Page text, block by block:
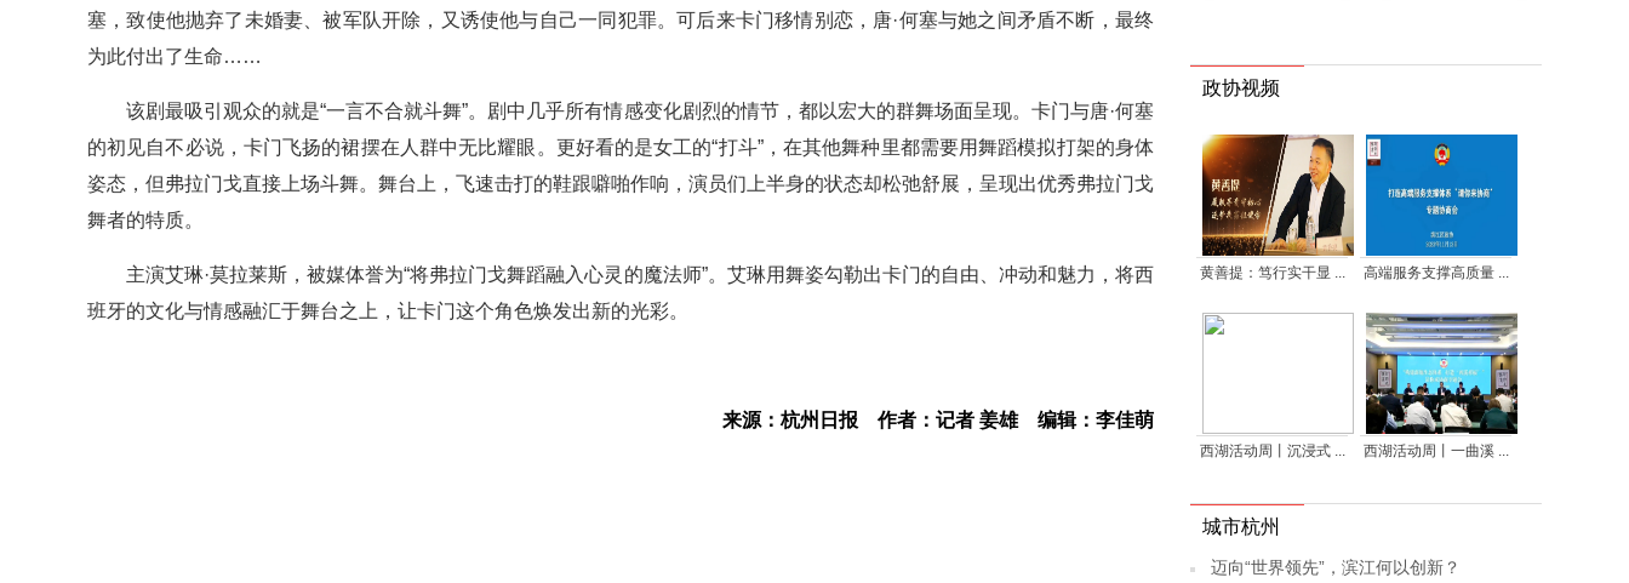
塞，致使他抛弃了未婚妻、被军队开除，又诱使他与自己一同犯罪。可后来卡门移情别恋，唐·何塞与她之间矛盾不断，最终
为此付出了生命……
该剧最吸引观众的就是“一言不合就斗舞”。剧中几乎所有情感变化剧烈的情节，都以宏大的群舞场面呈现。卡门与唐·何塞
的初见自不必说，卡门飞扬的裙摆在人群中无比耀眼。更好看的是女工的“打斗”，在其他舞种里都需要用舞蹈模拟打架的身体
姿态，但弗拉门戈直接上场斗舞。舞台上，飞速击打的鞋跟噼啪作响，演员们上半身的状态却松弛舒展，呈现出优秀弗拉门戈
舞者的特质。
主演艾琳·莫拉莱斯，被媒体誉为“将弗拉门戈舞蹈融入心灵的魔法师”。艾琳用舞姿勾勒出卡门的自由、冲动和魅力，将西
班牙的文化与情感融汇于舞台之上，让卡门这个角色焕发出新的光彩。
来源：杭州日报 作者：记者 姜雄 编辑：李佳萌
政协视频
黄善提：笃行实干显 ... 高端服务支撑高质量 ...
西湖活动周丨沉浸式 ... 西湖活动周丨一曲溪 ...
城市杭州
迈向“世界领先”，滨江何以创新？